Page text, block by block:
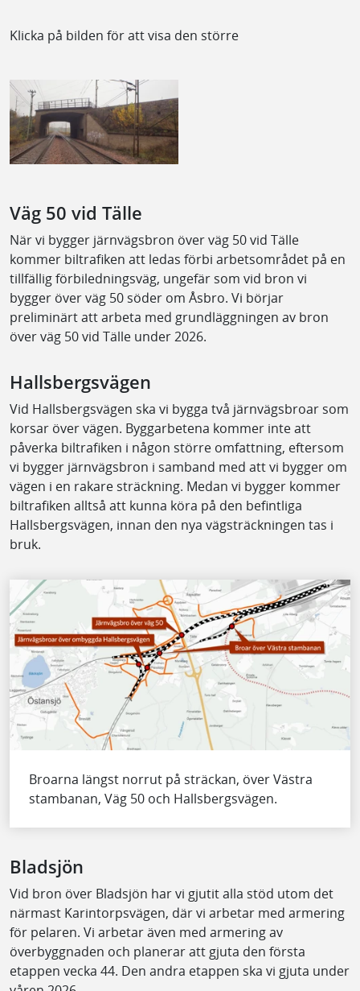
Klicka på bilden för att visa den större
Väg 50 vid Tälle
När vi bygger järnvägsbron över väg 50 vid Tälle
kommer biltrafiken att ledas förbi arbetsområdet på en
tillfällig förbiledningsväg, ungefär som vid bron vi
bygger över väg 50 söder om Åsbro. Vi börjar
preliminärt att arbeta med grundläggningen av bron
över väg 50 vid Tälle under 2026.
Hallsbergsvägen
Vid Hallsbergsvägen ska vi bygga två järnvägsbroar som
korsar över vägen. Byggarbetena kommer inte att
påverka biltrafiken i någon större omfattning, eftersom
vi bygger järnvägsbron i samband med att vi bygger om
vägen i en rakare sträckning. Medan vi bygger kommer
biltrafiken alltså att kunna köra på den befintliga
Hallsbergsvägen, innan den nya vägsträckningen tas i
bruk.
Broarna längst norrut på sträckan, över Västra
stambanan, Väg 50 och Hallsbergsvägen.
Bladsjön
Vid bron över Bladsjön har vi gjutit alla stöd utom det
närmast Karintorpsvägen, där vi arbetar med armering
för pelaren. Vi arbetar även med armering av
överbyggnaden och planerar att gjuta den första
etappen vecka 44. Den andra etappen ska vi gjuta under